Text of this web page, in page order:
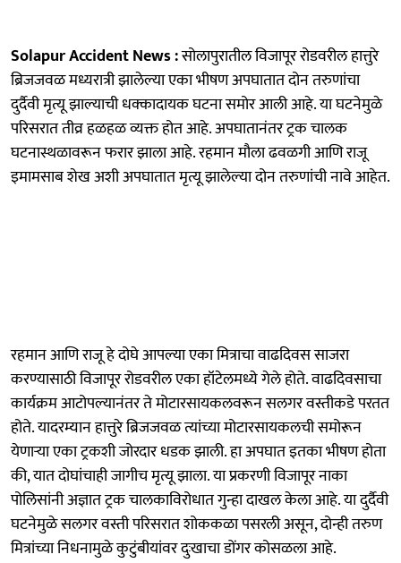
Solapur Accident News :सोलापुरातील विजापूर रोडवरील हात्तुरे
ब्रिजजवळ मध्यरात्री झालेल्या एका भीषण अपघातात दोन तरुणांचा
दुर्दैवी मृत्यू झाल्याची धक्कादायक घटना समोर आली आहे. या घटनेमुळे
परिसरात तीव्र हळहळ व्यक्त होत आहे. अपघातानंतर ट्रक चालक
घटनास्थळावरून फरार झाला आहे. रहमान मौला ढवळगी आणि राजू
इमामसाब शेख अशी अपघातात मृत्यू झालेल्या दोन तरुणांची नावे आहेत.
रहमान आणि राजू हे दोघे आपल्या एका मित्राचा वाढदिवस साजरा
करण्यासाठी विजापूर रोडवरील एका हॉटेलमध्ये गेले होते. वाढदिवसाचा
कार्यक्रम आटोपल्यानंतर ते मोटारसायकलवरून सलगर वस्तीकडे परतत
होते. यादरम्यान हात्तुरे ब्रिजजवळ त्यांच्या मोटारसायकलची समोरून
येणाऱ्या एका ट्रकशी जोरदार धडक झाली. हा अपघात इतका भीषण होता
की, यात दोघांचाही जागीच मृत्यू झाला. या प्रकरणी विजापूर नाका
पोलिसांनी अज्ञात ट्रक चालकाविरोधात गुन्हा दाखल केला आहे. या दुर्दैवी
घटनेमुळे सलगर वस्ती परिसरात शोककळा पसरली असून, दोन्ही तरुण
मित्रांच्या निधनामुळे कुटुंबीयांवर दुःखाचा डोंगर कोसळला आहे.